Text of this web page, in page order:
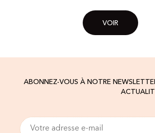
VOIR
ABONNEZ-VOUS À NOTRE